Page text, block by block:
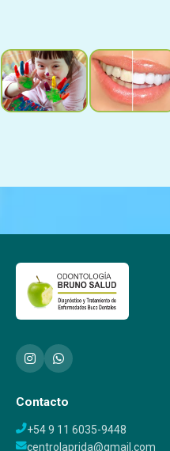
Contacto
+54 9 11 6035-9448
centrolaprida@gmail.com